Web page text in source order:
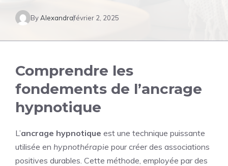
ByAlexandrafévrier 2, 2025
Comprendre les
fondements de l’ancrage
hypnotique
L’ancrage hypnotique est une technique puissante
utilisée en hypnothérapie pour créer des associations
positives durables. Cette méthode, employée par des